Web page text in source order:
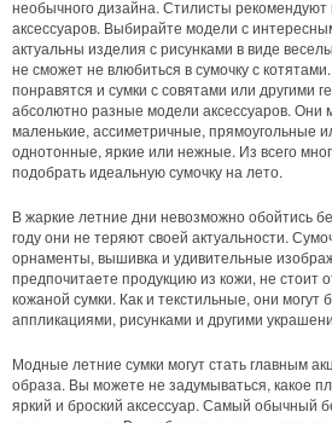
необычного дизайна. Стилисты
аксессуаров. Выбирайте модели с
актуальны изделия с рисунками в виде
не сможет не влюбиться в сумочку с
понравятся и сумки с совятами или другими
абсолютно разные модели аксессуаров. Они
маленькие, ассиметричные, прямоугольные
однотонные, яркие или нежные. Из всего
подобрать идеальную сумочку на лето.
В жаркие летние дни невозможно обойтись
году они не теряют своей актуальности.
орнаменты, вышивка и удивительные
предпочитаете продукцию из кожи, не стоит
кожаной сумки. Как и текстильные, они могут
аппликациями, рисунками и другими
Модные летние сумки могут стать главным
образа. Вы можете не задумываться, какое
яркий и броский аксессуар. Самый обычный